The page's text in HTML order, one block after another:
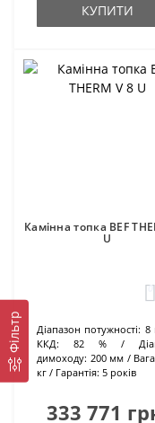
Фільтр
КУПИТИ
Камінна топка BEF
U
0
Діапазон потужності: 8
ККД:
82 %
димоходу: 200 мм
кг
Гарантія: 5 років
333 771